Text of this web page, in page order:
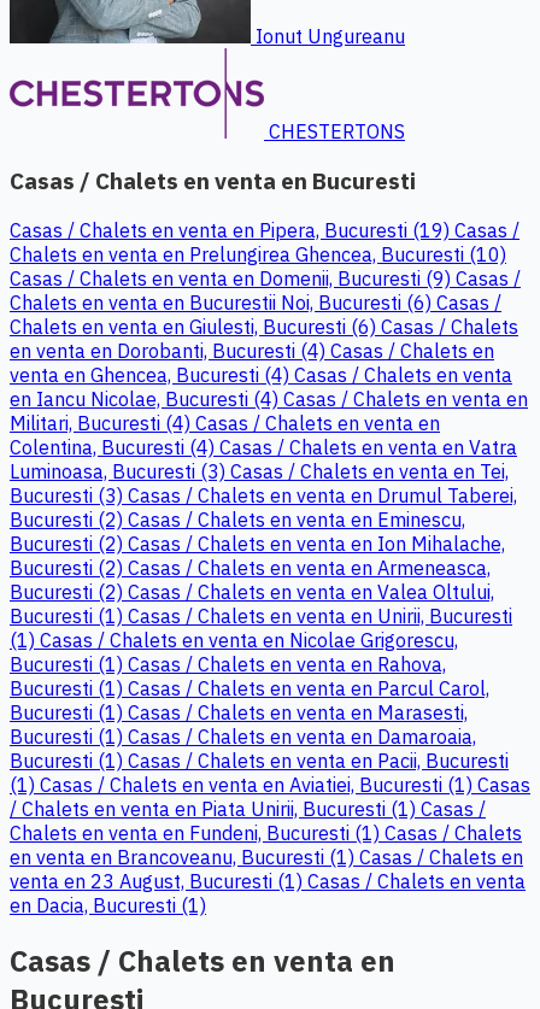
Ionut Ungureanu
CHESTERTONS
Casas / Chalets en venta en Bucuresti
Casas / Chalets en venta en Pipera, Bucuresti (19) Casas /
Chalets en venta en Prelungirea Ghencea, Bucuresti (10)
Casas / Chalets en venta en Domenii, Bucuresti (9) Casas /
Chalets en venta en Bucurestii Noi, Bucuresti (6) Casas /
Chalets en venta en Giulesti, Bucuresti (6) Casas / Chalets
en venta en Dorobanti, Bucuresti (4) Casas / Chalets en
venta en Ghencea, Bucuresti (4) Casas / Chalets en venta
en Iancu Nicolae, Bucuresti (4) Casas / Chalets en venta en
Militari, Bucuresti (4) Casas / Chalets en venta en
Colentina, Bucuresti (4) Casas / Chalets en venta en Vatra
Luminoasa, Bucuresti (3) Casas / Chalets en venta en Tei,
Bucuresti (3) Casas / Chalets en venta en Drumul Taberei,
Bucuresti (2) Casas / Chalets en venta en Eminescu,
Bucuresti (2) Casas / Chalets en venta en Ion Mihalache,
Bucuresti (2) Casas / Chalets en venta en Armeneasca,
Bucuresti (2) Casas / Chalets en venta en Valea Oltului,
Bucuresti (1) Casas / Chalets en venta en Unirii, Bucuresti
(1) Casas / Chalets en venta en Nicolae Grigorescu,
Bucuresti (1) Casas / Chalets en venta en Rahova,
Bucuresti (1) Casas / Chalets en venta en Parcul Carol,
Bucuresti (1) Casas / Chalets en venta en Marasesti,
Bucuresti (1) Casas / Chalets en venta en Damaroaia,
Bucuresti (1) Casas / Chalets en venta en Pacii, Bucuresti
(1) Casas / Chalets en venta en Aviatiei, Bucuresti (1) Casas
/ Chalets en venta en Piata Unirii, Bucuresti (1) Casas /
Chalets en venta en Fundeni, Bucuresti (1) Casas / Chalets
en venta en Brancoveanu, Bucuresti (1) Casas / Chalets en
venta en 23 August, Bucuresti (1) Casas / Chalets en venta
en Dacia, Bucuresti (1)
Casas / Chalets en venta en
Bucuresti